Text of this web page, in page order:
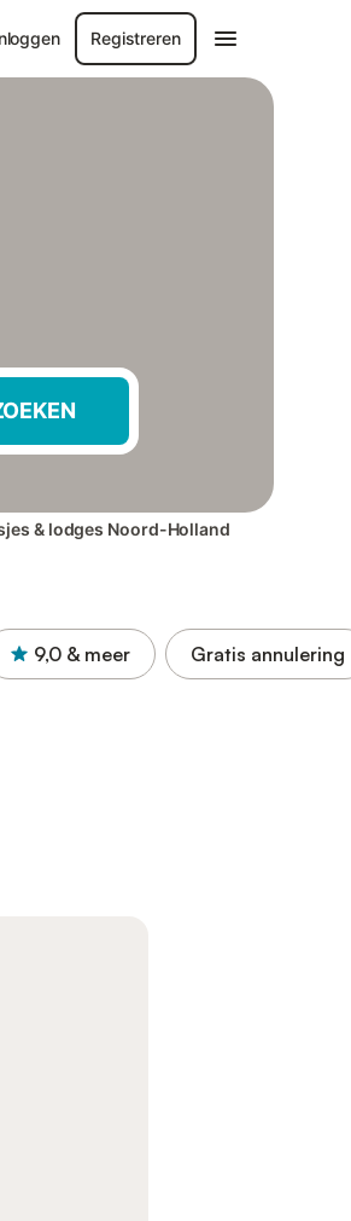
Registreren
& lodges Noord-Holland
9,0 & meer Gratis annulering